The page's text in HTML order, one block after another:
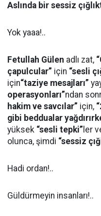
Aslında bir sessiz
Yok yaaa!..
Fetullah Gülen adlı zat,
çapulcular” için “sesli
için“taziye mesajları”
operasyonları”ndan
hakim ve savcılar” için,
gibi beddualar
yüksek “sesli tepki” ler
olunca, şimdi “sessiz
Hadi ordan!..
Güldürmeyin insanları!..